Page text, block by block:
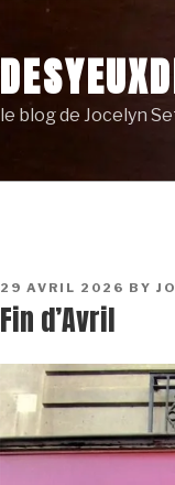
le blog de Jocelyn
POSTED
ON
29 AVRIL 2026 BY
Fin d’Avril